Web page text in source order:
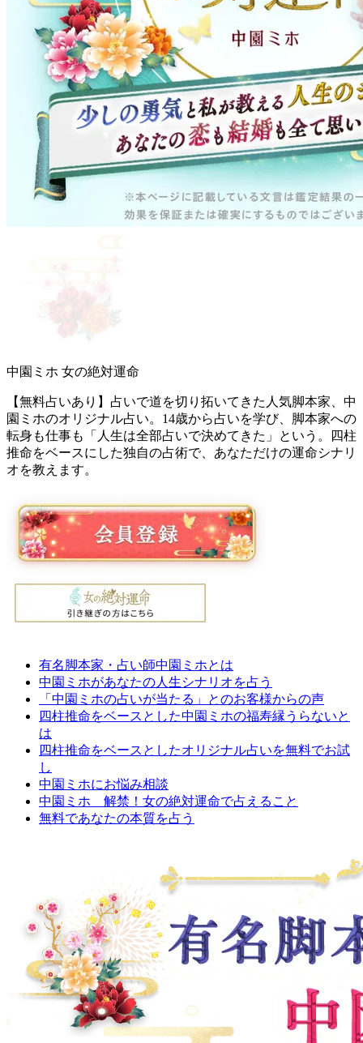
中園ミホ 女の絶対運命
【無料占いあり】占いで道を切り拓いてきた人気脚本家、中
園ミホのオリジナル占い。14歳から占いを学び、脚本家への
転身も仕事も「人生は全部占いで決めてきた」という。四柱
推命をベースにした独自の占術で、あなただけの運命シナリ
オを教えます。
有名脚本家・占い師中園ミホとは
中園ミホがあなたの人生シナリオを占う
「中園ミホの占いが当たる」とのお客様からの声
四柱推命をベースとした中園ミホの福寿縁うらないと
は
四柱推命をベースとしたオリジナル占いを無料でお試
し
中園ミホにお悩み相談
中園ミホ 解禁！女の絶対運命で占えること
無料であなたの本質を占う